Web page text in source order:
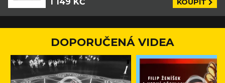
KOUPIT
DOPORUČENÁ VIDEA